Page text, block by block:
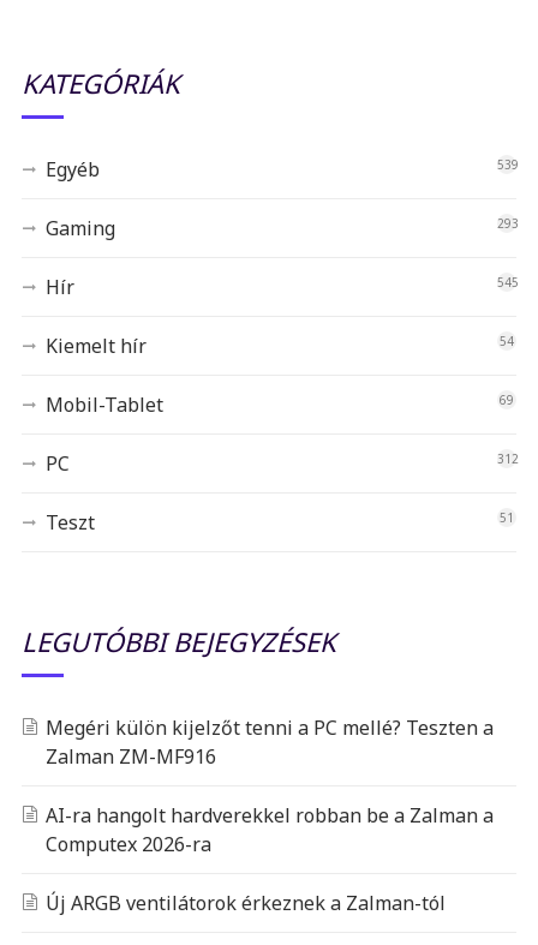
KATEGÓRIÁK
Egyéb 539
Gaming 293
Hír 545
Kiemelt hír 54
Mobil-Tablet 69
PC 312
Teszt 51
LEGUTÓBBI BEJEGYZÉSEK
Megéri külön kijelzőt tenni a PC mellé? Teszten a
Zalman ZM-MF916
AI-ra hangolt hardverekkel robban be a Zalman a
Computex 2026-ra
Új ARGB ventilátorok érkeznek a Zalman-tól